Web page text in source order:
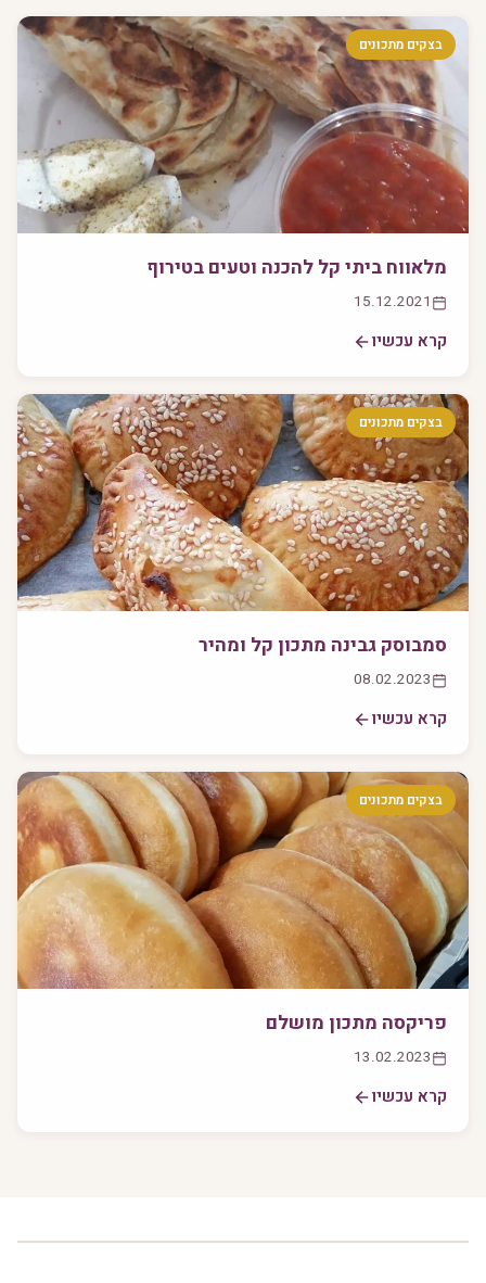
בצקים מתכונים
מלאווח ביתי קל להכנה וטעים בטירוף
15.12.2021
קרא עכשיו
בצקים מתכונים
סמבוסק גבינה מתכון קל ומהיר
08.02.2023
קרא עכשיו
בצקים מתכונים
פריקסה מתכון מושלם
13.02.2023
קרא עכשיו